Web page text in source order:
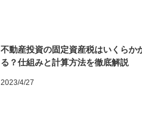
不動産投資の固定資産税はいくらか
る？仕組みと計算方法を徹底解説
2023/4/27